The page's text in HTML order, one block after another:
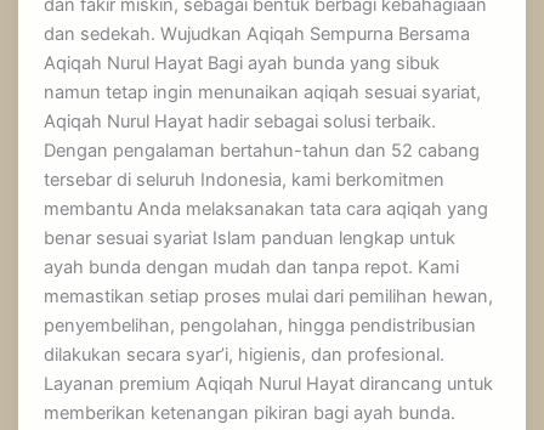
dan fakir miskin, sebagai bentuk berbagi kebahagiaan
dan sedekah. Wujudkan Aqiqah Sempurna Bersama
Aqiqah Nurul Hayat Bagi ayah bunda yang sibuk
namun tetap ingin menunaikan aqiqah sesuai syariat,
Aqiqah Nurul Hayat hadir sebagai solusi terbaik.
Dengan pengalaman bertahun-tahun dan 52 cabang
tersebar di seluruh Indonesia, kami berkomitmen
membantu Anda melaksanakan tata cara aqiqah yang
benar sesuai syariat Islam panduan lengkap untuk
ayah bunda dengan mudah dan tanpa repot. Kami
memastikan setiap proses mulai dari pemilihan hewan,
penyembelihan, pengolahan, hingga pendistribusian
dilakukan secara syar’i, higienis, dan profesional.
Layanan premium Aqiqah Nurul Hayat dirancang untuk
memberikan ketenangan pikiran bagi ayah bunda.